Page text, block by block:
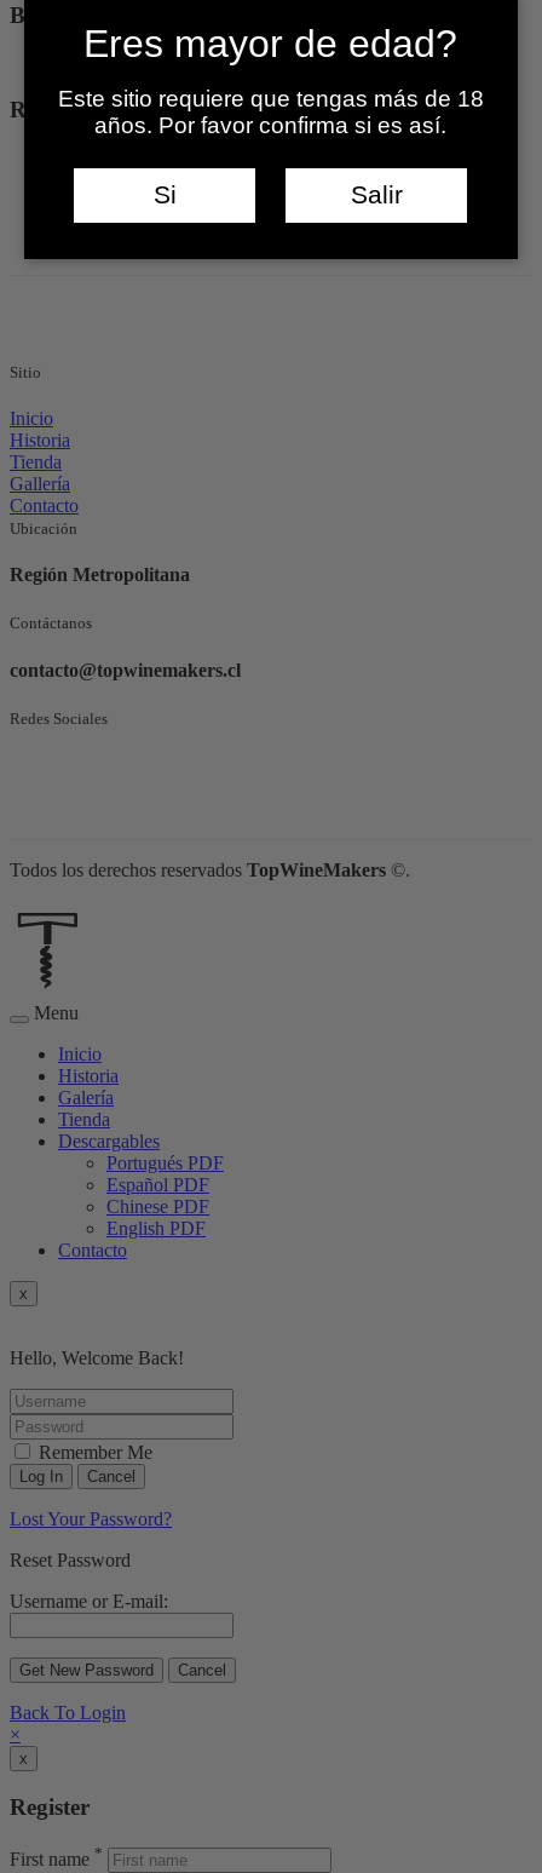
Blog Categories
Noticias (20)
Recent Post
Economia y Negocios
Sitio
Inicio
Historia
Tienda
Gallería
Contacto
Ubicación
Región Metropolitana
Contáctanos
contacto@topwinemakers.cl
Redes Sociales
Todos los derechos reservados TopWineMakers ©.
Menu
Inicio
Historia
Galería
Tienda
Descargables
Portugués PDF
Español PDF
Chinese PDF
English PDF
Contacto
Eres mayor de edad?
Este sitio requiere que tengas más de 18
años. Por favor confirma si es así.
Si Salir
x
Hello, Welcome Back!
Remember Me
Lost Your Password?
Reset Password
Username or E-mail:
Back To Login
×
x
Register
First name *